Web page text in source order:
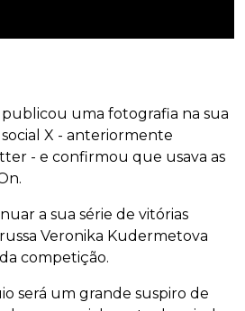
publicou uma fotografia na sua
X - anteriormente
- e confirmou que usava as
a sua série de vitórias
Veronika Kudermetova
competição.
será um grande suspiro de